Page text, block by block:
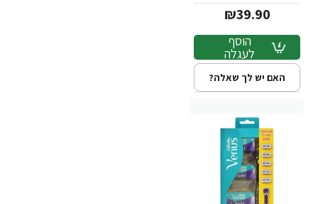
₪39.90
הוסף
לעגלה
האם יש לך שאלה?